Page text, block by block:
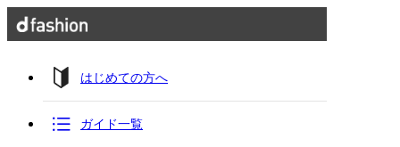
はじめての方へ
ガイド一覧